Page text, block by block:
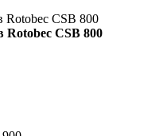
Rotobec CSB 800